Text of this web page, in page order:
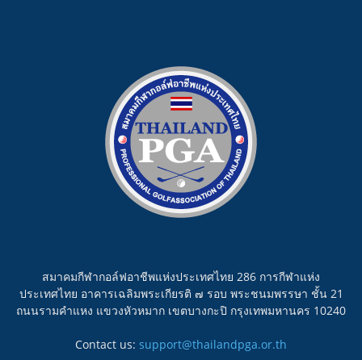
สมาคมกีฬากอล์ฟอาชีพแห่งประเทศไทย 286 การกีฬาแห่ง
ประเทศไทย อาคารเฉลิมพระเกียรติ ๗ รอบ พระชนมพรรษา ชั้น 21
ถนนรามคำแหง แขวงหัวหมาก เขตบางกะปิ กรุงเทพมหานคร 10240
Contact us: support@thailandpga.or.th